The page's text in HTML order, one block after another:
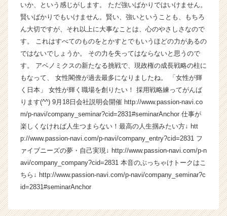
チ
ャ
ー・
成
長
企
業
か
ら
ス
カ
ウ
ト
が
届
活
いか、という感じがします。 ただ強いばかりではいけません。
賢いばかりでもいけません。賢い、強いということも、もちろ
ん大切ですが、それ以上に大事なことは、心のやさしさなので
す。 これはすべてのものをとかすとでもいうほどの力があるの
ではないでしょうか。 その力を失ってはならないと思うので
す。 アベノミクスの新たなる挑戦で、現政権の成長戦略の柱に
もなって、 女性閣僚が過去最多になりましたね。 「女性が輝
く日本」 女性が輝く職場を創りたい！ 採用戦略練ってがんば
ります(^^) 9月18日会社説明会開催 http://www.passion-navi.co
m/p-navi/company_seminar?cid=2831#seminarAnchor 仕事が
楽しくなければ人生つまらない！最高の人生掴みたい方↓ htt
p://www.passion-navi.com/p-navi/company_entry?cid=2831 フ
ァイブニーズの夢・自己実現↓ http://www.passion-navi.com/p-n
avi/company_company?cid=2831 本音のぶっちゃけトークはこ
ちら↓ http://www.passion-navi.com/p-navi/company_seminar?c
id=2831#seminarAnchor